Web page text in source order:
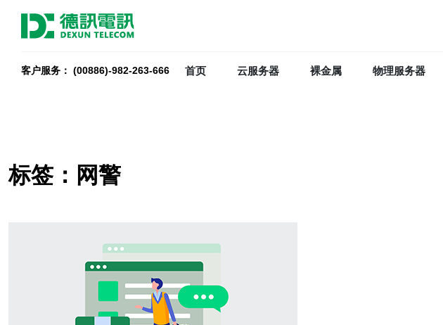
客户服务： (00886)-982-263-666 首页 云服务器 裸金属 物理服务器
标签：网警